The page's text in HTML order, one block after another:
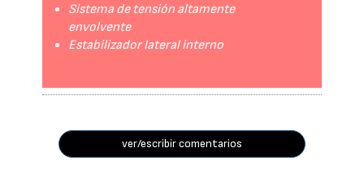
Sistema de tensión altamente
envolvente
Estabilizador lateral interno
ver/escribir comentarios